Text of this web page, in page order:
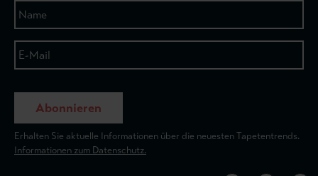
Abonnieren
Erhalten Sie aktuelle Informationen über die neuesten Tapetentrends.
Informationen zum Datenschutz.